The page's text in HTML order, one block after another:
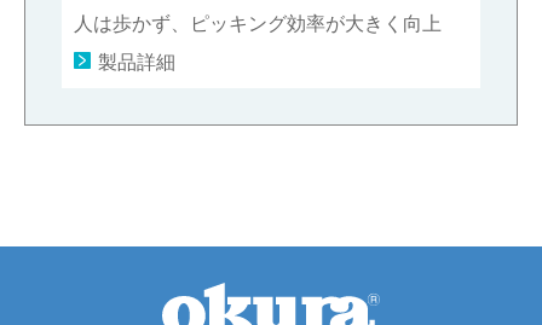
人は歩かず、ピッキング効率が大きく向上
製品詳細